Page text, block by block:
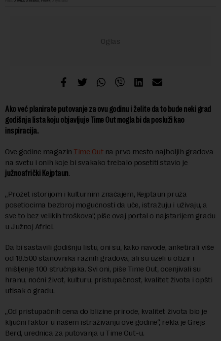
Ako već planirate putovanje za ovu godinu i želite da to bude neki grad
godišnja lista koju objavljuje Time Out mogla bi da posluži kao
inspiracija.
Ove godine magazin Time Outna prvo mesto najboljih gradova
na svetu i onih koje bi svakako trebalo posetiti stavio je
južnoafrički Kejptaun.
„Prožet istorijom i kulturnim značajem, Kejptaun pruža
posetiocima bezbroj mogućnosti da uče, istražuju i uživaju, a
sve to bez velikih troškova“, piše ovaj portal o najstarijem gradu
u Južnoj Africi.
Da bi sastavili godišnju listu, oni su, kako navode, anketirali više
od 18.500 stanovnika raznih gradova, ali su uzeli u obzir i
mišljenje 100 stručnjaka. Svi oni, piše Time Out, ocenjivali su
hranu, noćni život, kulturu, pristupačnost, kvalitet života i opšti
utisak o gradu.
„Od pristupačnih cena do blizine prirode, kvalitet života bio je
ključni faktor u našem istraživanju ove godine“, rekla je Grejs
Berd, urednica za putovanja u Time Out-u.